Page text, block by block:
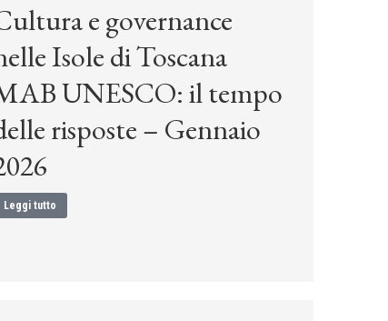
e governance
Isole di Toscana
UNESCO: il tempo
risposte – Gennaio
Leggi tutto